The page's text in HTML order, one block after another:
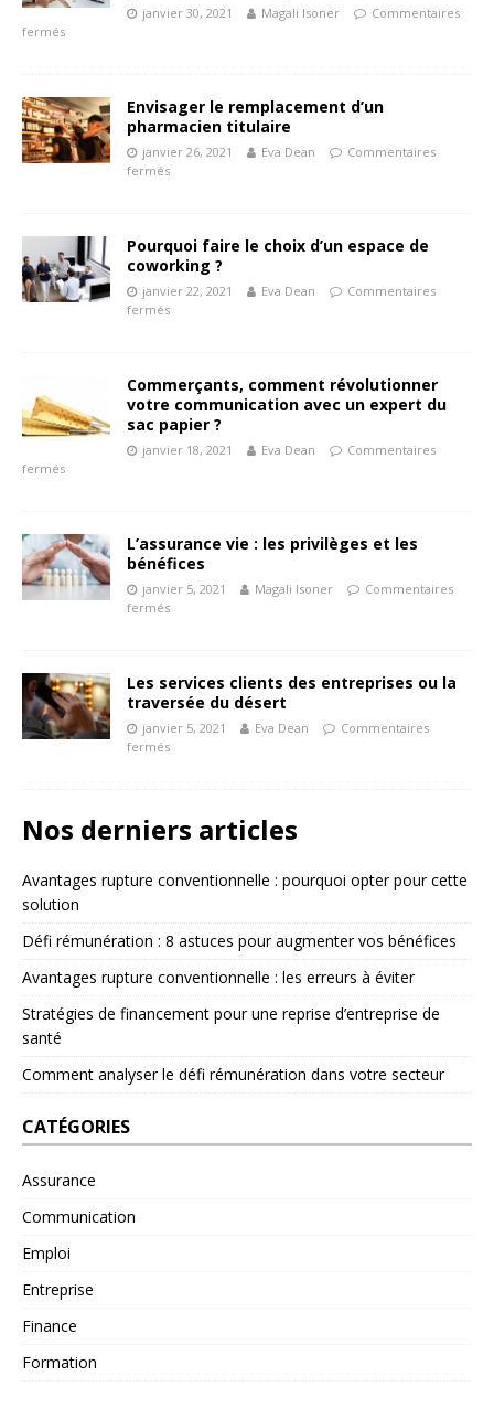
janvier 30, 2021 Magali Isoner
Commentaires
fermés
Envisager le remplacement d’un
pharmacien titulaire
janvier 26, 2021 Eva Dean
Commentaires
fermés
Pourquoi faire le choix d’un espace de
coworking ?
janvier 22, 2021 Eva Dean
Commentaires
fermés
Commerçants, comment révolutionner
votre communication avec un expert du
sac papier ?
janvier 18, 2021 Eva Dean
Commentaires
fermés
L’assurance vie : les privilèges et les
bénéfices
janvier 5, 2021 Magali Isoner
Commentaires
fermés
Les services clients des entreprises ou la
traversée du désert
janvier 5, 2021 Eva Dean
Commentaires
fermés
Nos derniers articles
Avantages rupture conventionnelle : pourquoi opter pour cette
solution
Défi rémunération : 8 astuces pour augmenter vos bénéfices
Avantages rupture conventionnelle : les erreurs à éviter
Stratégies de financement pour une reprise d’entreprise de
santé
Comment analyser le défi rémunération dans votre secteur
CATÉGORIES
Assurance
Communication
Emploi
Entreprise
Finance
Formation